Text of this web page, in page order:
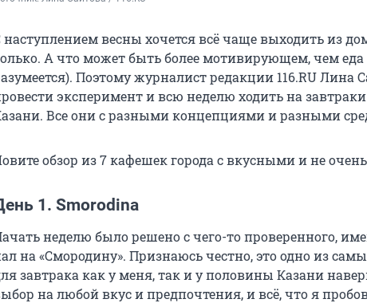
наступлением весны хочется всё чаще выходить из
А что может быть более мотивирующем, чем еда
Поэтому журналист редакции 116.RU Лина
эксперимент и всю неделю ходить на
Все они с разными концепциями и разными
обзор из 7 кафешек города с вкусными и не
1. Smorodina
неделю было решено с чего-то проверенного,
на «Смородину». Признаюсь честно, это одно из
завтрака как у меня, так и у половины Казани
на любой вкус и предпочтения, и всё, что я